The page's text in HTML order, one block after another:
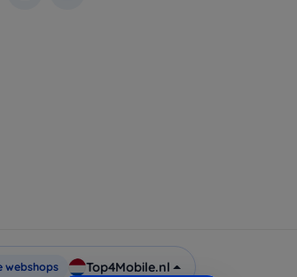
webshops Top4Mobile.nl